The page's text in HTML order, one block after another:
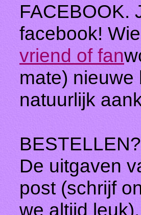
FACEBOOK.
facebook!
vriend of fan
mate)
natuurlijk
BESTELLEN?
De uitgaven
post (schrijf
we altijd